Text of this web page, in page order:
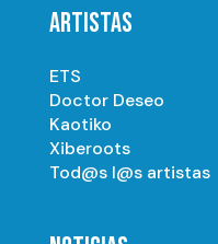
ARTISTAS
ETS
Doctor Deseo
Kaotiko
Xiberoots
Tod@s l@s artistas